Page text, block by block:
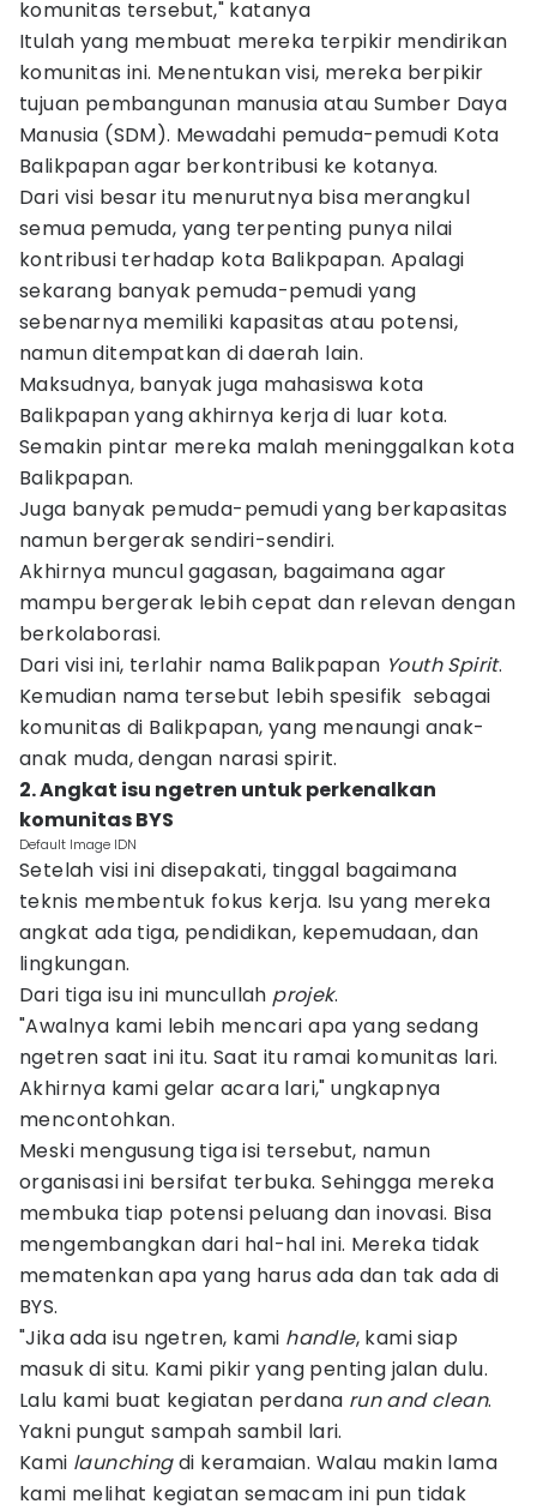
komunitas tersebut," katanya
Itulah yang membuat mereka terpikir mendirikan
komunitas ini. Menentukan visi, mereka berpikir
tujuan pembangunan manusia atau Sumber Daya
Manusia (SDM). Mewadahi pemuda-pemudi Kota
Balikpapan agar berkontribusi ke kotanya.
Dari visi besar itu menurutnya bisa merangkul
semua pemuda, yang terpenting punya nilai
kontribusi terhadap kota Balikpapan. Apalagi
sekarang banyak pemuda-pemudi yang
sebenarnya memiliki kapasitas atau potensi,
namun ditempatkan di daerah lain.
Maksudnya, banyak juga mahasiswa kota
Balikpapan yang akhirnya kerja di luar kota.
Semakin pintar mereka malah meninggalkan kota
Balikpapan.
Juga banyak pemuda-pemudi yang berkapasitas
namun bergerak sendiri-sendiri.
Akhirnya muncul gagasan, bagaimana agar
mampu bergerak lebih cepat dan relevan dengan
berkolaborasi.
Dari visi ini, terlahir nama Balikpapan Youth Spirit.
Kemudian nama tersebut lebih spesifik sebagai
komunitas di Balikpapan, yang menaungi anak-
anak muda, dengan narasi spirit.
2. Angkat isu ngetren untuk perkenalkan
komunitas BYS
Default Image IDN
Setelah visi ini disepakati, tinggal bagaimana
teknis membentuk fokus kerja. Isu yang mereka
angkat ada tiga, pendidikan, kepemudaan, dan
lingkungan.
Dari tiga isu ini muncullah projek.
"Awalnya kami lebih mencari apa yang sedang
ngetren saat ini itu. Saat itu ramai komunitas lari.
Akhirnya kami gelar acara lari," ungkapnya
mencontohkan.
Meski mengusung tiga isi tersebut, namun
organisasi ini bersifat terbuka. Sehingga mereka
membuka tiap potensi peluang dan inovasi. Bisa
mengembangkan dari hal-hal ini. Mereka tidak
mematenkan apa yang harus ada dan tak ada di
BYS.
"Jika ada isu ngetren, kami handle, kami siap
masuk di situ. Kami pikir yang penting jalan dulu.
Lalu kami buat kegiatan perdana run and clean.
Yakni pungut sampah sambil lari.
Kami launchingdi keramaian. Walau makin lama
kami melihat kegiatan semacam ini pun tidak